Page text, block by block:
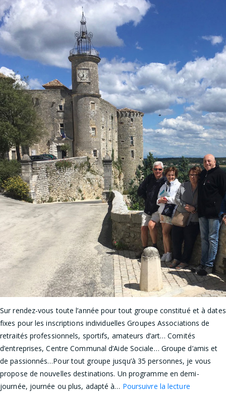
Sur rendez-vous toute l’année pour tout groupe constitué et à dates
fixes pour les inscriptions individuelles Groupes Associations de
retraités professionnels, sportifs, amateurs d’art… Comités
d’entreprises, Centre Communal d’Aide Sociale… Groupe d’amis et
de passionnés…Pour tout groupe jusqu’à 35 personnes, je vous
propose de nouvelles destinations. Un programme en demi-
journée, journée ou plus, adapté à… Poursuivre la lectureToute